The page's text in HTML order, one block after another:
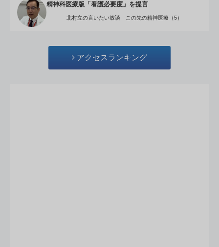
精神科医療版「看護必要度」を提言
北村立の言いたい放談 この先の精神医療（5）
アクセスランキング